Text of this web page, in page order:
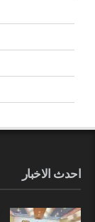
احدث الاخبار